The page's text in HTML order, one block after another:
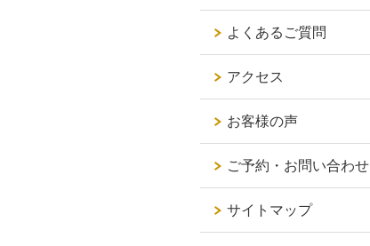
よくあるご質問
アクセス
お客様の声
ご予約・お問い合わせ
サイトマップ